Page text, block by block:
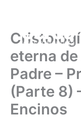
eterna
Padre –
(Parte 8)
Encinos